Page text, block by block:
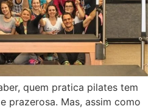
quem pratica pilates tem
prazerosa. Mas, assim como